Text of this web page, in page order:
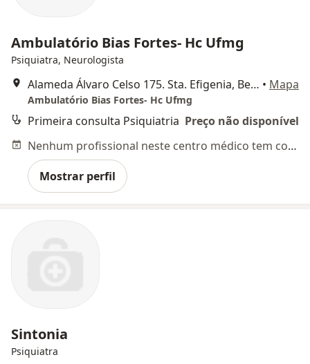
Ambulatório Bias Fortes- Hc Ufmg
Psiquiatra, Neurologista
Alameda Álvaro Celso 175. Sta. Efigenia, Belo Horizonte • Mapa
Ambulatório Bias Fortes- Hc Ufmg
Primeira consulta Psiquiatria Preço não disponível
Nenhum profissional neste centro médico tem consultas disponíveis
Mostrar perfil
Sintonia
Psiquiatra